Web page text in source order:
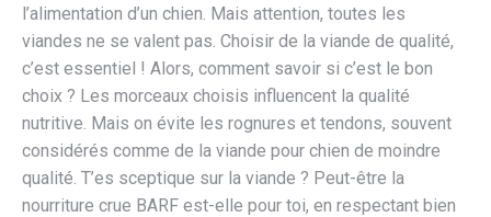
l’alimentation d’un chien. Mais attention, toutes les
viandes ne se valent pas. Choisir de la viande de qualité,
c’est essentiel ! Alors, comment savoir si c’est le bon
choix ? Les morceaux choisis influencent la qualité
nutritive. Mais on évite les rognures et tendons, souvent
considérés comme de la viande pour chien de moindre
qualité. T’es sceptique sur la viande ? Peut-être la
nourriture crue BARF est-elle pour toi, en respectant bien